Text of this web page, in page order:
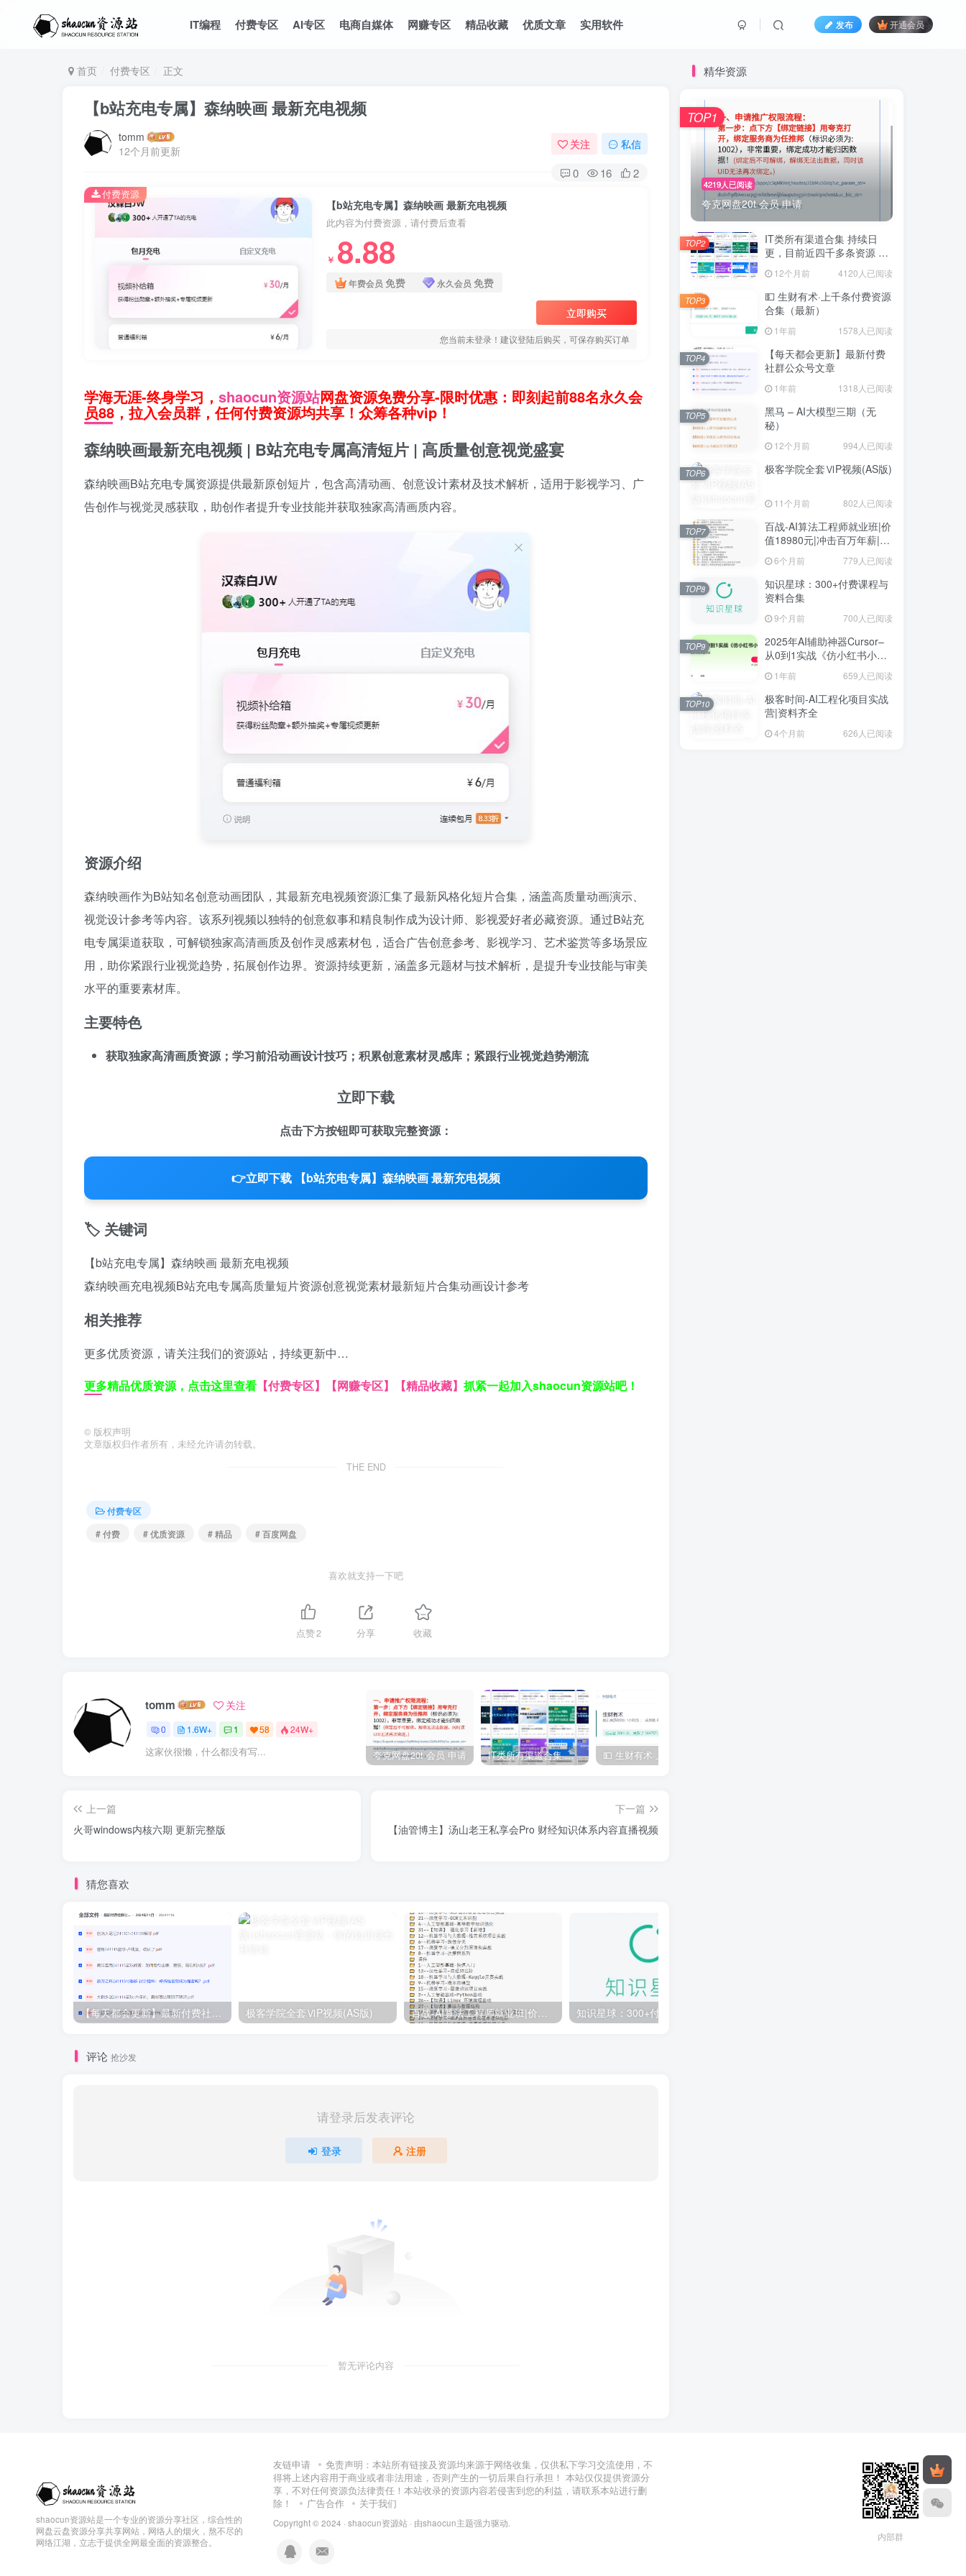
IT编程 付费专区 AI专区 电商自媒体 网赚专区 精品收藏 优质文章 实用软件 发布 开通会员
首页 付费专区 正文
【b站充电专属】森纳映画 最新充电视频
tomm
12个月前更新
关注 私信
0 16 2
【b站充电专属】森纳映画 最新充电视频
此内容为付费资源，请付费后查看
￥ 8.88
年费会员 免费 永久会员 免费
立即购买
您当前未登录！建议登陆后购买，可保存购买订单
付费资源
学海无涯-终身学习， shaocun资源站网盘资源免费分享-限时优惠：即刻起前88名永久会
员88，拉入会员群，任何付费资源均共享！众筹各种vip！
森纳映画最新充电视频 | B站充电专属高清短片 | 高质量创意视觉盛宴
森纳映画B站充电专属资源提供最新原创短片，包含高清动画、创意设计素材及技术解析，适用于影视学习、广
告创作与视觉灵感获取，助创作者提升专业技能并获取独家高清画质内容。
资源介绍
森纳映画作为B站知名创意动画团队，其最新充电视频资源汇集了最新风格化短片合集，涵盖高质量动画演示、
视觉设计参考等内容。该系列视频以独特的创意叙事和精良制作成为设计师、影视爱好者必藏资源。通过B站充
电专属渠道获取，可解锁独家高清画质及创作灵感素材包，适合广告创意参考、影视学习、艺术鉴赏等多场景应
用，助你紧跟行业视觉趋势，拓展创作边界。资源持续更新，涵盖多元题材与技术解析，是提升专业技能与审美
水平的重要素材库。
主要特色
获取独家高清画质资源；学习前沿动画设计技巧；积累创意素材灵感库；紧跟行业视觉趋势潮流
立即下载
点击下方按钮即可获取完整资源：
👉立即下载 【b站充电专属】森纳映画 最新充电视频
🏷️ 关键词
【b站充电专属】森纳映画 最新充电视频
森纳映画充电视频B站充电专属高质量短片资源创意视觉素材最新短片合集动画设计参考
相关推荐
更多优质资源，请关注我们的资源站，持续更新中…
更多精品优质资源，点击这里查看 【付费专区】 【网赚专区】 【精品收藏】 抓紧一起加入shaocun资源站吧！
© 版权声明
文章版权归作者所有，未经允许请勿转载。
THE END
付费专区
# 付费
# 优质资源 # 精品 # 百度网盘
喜欢就支持一下吧
点赞2 分享 收藏
tomm 关注
0 1.6W+ 1 58 24W+
这家伙很懒，什么都没有写... 夸克网盘20t 会员 申请 IT类所有渠道合集 持续日更，目前近四千多条资源 年费用户微信私信获取权限
上一篇
火哥windows内核六期 更新完整版
下一篇
【油管博主】汤山老王私享会Pro 财经知识体系内容直播视频
猜您喜欢
【每天都会更新】最新付费社群公众号文章 极客学院全套ⅥP视频(AS版) 百战-AI算法工程师就业班|价值18980元|冲击百万年薪|完结无秘
评论 抢沙发
请登录后发表评论
登录 注册
暂无评论内容
精华资源
4219人已阅读
夸克网盘20t 会员 申请
TOP1
IT类所有渠道合集 持续日
更，目前近四千多条资源 年
12个月前 4120人已阅读
TOP2
💵 生财有术·上千条付费资源
合集（最新）
1年前 1578人已阅读
TOP3
【每天都会更新】最新付费
社群公众号文章
1年前 1318人已阅读
TOP4
黑马 – AI大模型三期（无
秘）
12个月前 994人已阅读
TOP5
极客学院全套ⅥP视频(AS版)
11个月前 802人已阅读
TOP6
百战-AI算法工程师就业班|价
值18980元|冲击百万年薪|完
结无秘
6个月前 779人已阅读
TOP7
知识星球：300+付费课程与
资料合集
9个月前 700人已阅读
TOP8
2025年AI辅助神器Cursor–
从0到1实战《仿小红书小程
序》1年前 659人已阅读
TOP9
极客时间-AI工程化项目实战
营|资料齐全
4个月前 626人已阅读
TOP10
shaocun资源站是一个专业的资源分享社区，综合性的
网盘云盘资源分享共享网站，网络人的烟火，熬不尽的
网络江湖，立志于提供全网最全面的资源整合。
友链申请
免责声明：本站所有链接及资源均来源于网络收集，仅供私下学习交流使用，不
得将上述内容用于商业或者非法用途，否则产生的一切后果自行承担！ 本站仅仅提供资源分
享，不对任何资源负法律责任！本站收录的资源内容若侵害到您的利益，请联系本站进行删
除！
广告合作 关于我们
Copyright © 2024 · shaocun资源站 · 由shaocun主题强力驱动.
内部群